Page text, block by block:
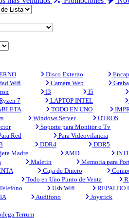
Disco Externo
Wifi Camara Web
I3 I5
7 LAPTOP INTEL
TODO EN UNO
Windows Server OTROS
Soporte para Monitor o Tv
Red Para Videovilancia
DDR4 DDR5
Madre AMD
Maletin Memoria para
Caja de Dinero
Todo en Uno Punto de Venta
Usb Wifi REPALDO
Audifono Joystick
Terrum